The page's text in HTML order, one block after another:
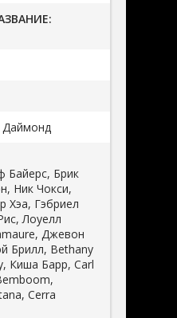
Байерс, Брик
Ник Чокси,
Хэа, Гэбриел
Лоуелл
Джевон
Брилл, Bethany
Киша Барр, Carl
Cerra